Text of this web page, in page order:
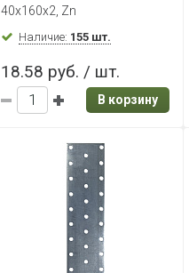
40х160х2, Zn
Наличие: 155 шт.
18.58 руб. / шт.
В корзину